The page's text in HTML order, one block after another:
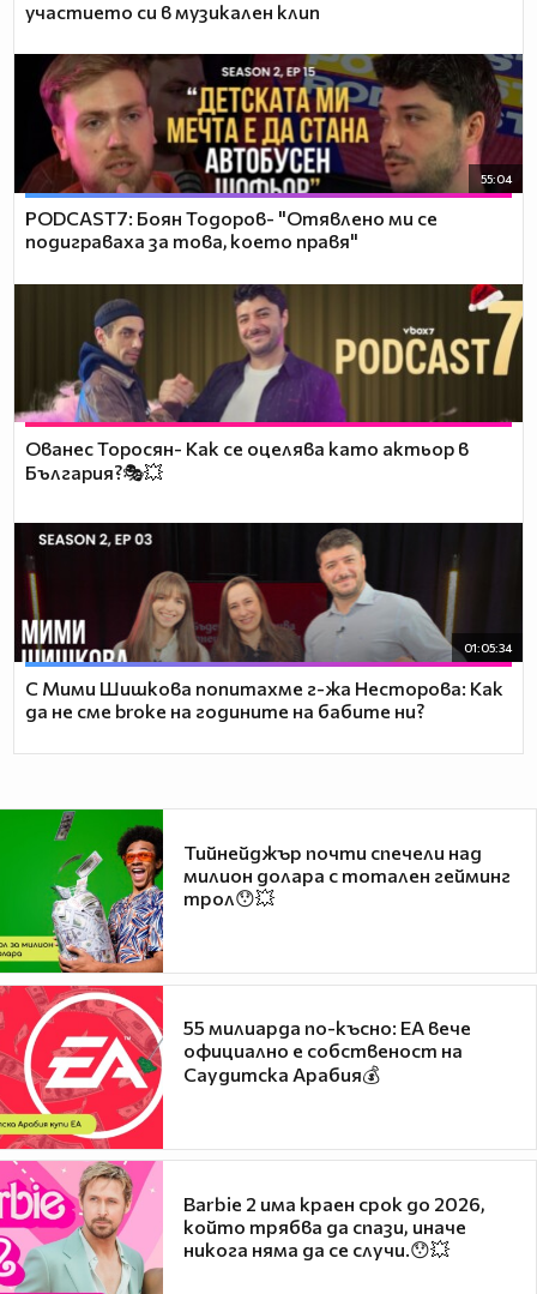
участието си в музикален клип
55:04
PODCAST7: ‪Боян Тодоров- "Отявлено ми се
подиграваха за това, което правя"
Ованес Торосян- Как се оцелява като актьор в
България?🎭💥
01:05:34
С Мими Шишкова попитахме г-жа Несторова: Как
да не сме broke на годините на бабите ни?
Тийнейджър почти спечели над
милион долара с тотален гейминг
трол😯💥
55 милиарда по-късно: EA вече
официално е собственост на
Саудитска Арабия💰
Barbie 2 има краен срок до 2026,
който трябва да спази, иначе
никога няма да се случи.😯💥